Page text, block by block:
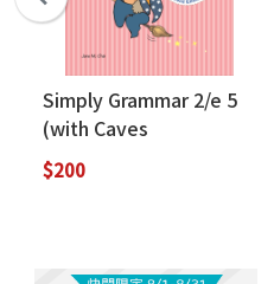
Simply Grammar 2/e 5
(with Caves
WebSource)
$200